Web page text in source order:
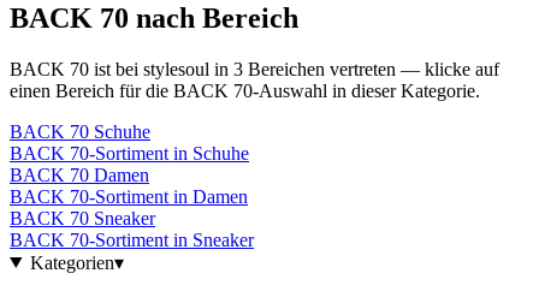
BACK 70 nach Bereich
BACK 70 ist bei stylesoul in 3 Bereichen vertreten — klicke auf
einen Bereich für die BACK 70-Auswahl in dieser Kategorie.
BACK 70 Schuhe
BACK 70-Sortiment in Schuhe
BACK 70 Damen
BACK 70-Sortiment in Damen
BACK 70 Sneaker
BACK 70-Sortiment in Sneaker
Kategorien▾